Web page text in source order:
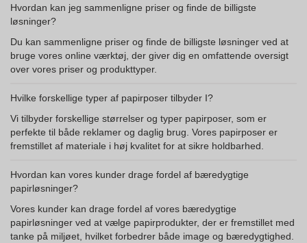
Hvordan kan jeg sammenligne priser og finde de billigste
løsninger?
Du kan sammenligne priser og finde de billigste løsninger ved at
bruge vores online værktøj, der giver dig en omfattende oversigt
over vores priser og produkttyper.
Hvilke forskellige typer af papirposer tilbyder I?
Vi tilbyder forskellige størrelser og typer papirposer, som er
perfekte til både reklamer og daglig brug. Vores papirposer er
fremstillet af materiale i høj kvalitet for at sikre holdbarhed.
Hvordan kan vores kunder drage fordel af bæredygtige
papirløsninger?
Vores kunder kan drage fordel af vores bæredygtige
papirløsninger ved at vælge papirprodukter, der er fremstillet med
tanke på miljøet, hvilket forbedrer både image og bæredygtighed.